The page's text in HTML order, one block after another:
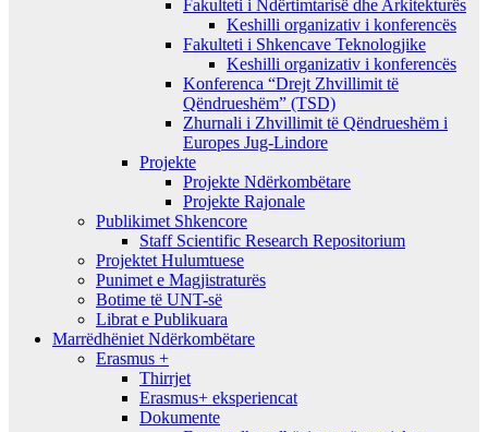
Fakulteti i Ndërtimtarisë dhe Arkitekturës
Keshilli organizativ i konferencës
Fakulteti i Shkencave Teknologjike
Keshilli organizativ i konferencës
Konferenca “Drejt Zhvillimit të
Qëndrueshëm” (TSD)
Zhurnali i Zhvillimit të Qëndrueshëm i
Europes Jug-Lindore
Projekte
Projekte Ndërkombëtare
Projekte Rajonale
Publikimet Shkencore
Staff Scientific Research Repositorium
Projektet Hulumtuese
Punimet e Magjistraturës
Botime të UNT-së
Librat e Publikuara
Marrëdhëniet Ndërkombëtare
Erasmus +
Thirrjet
Erasmus+ eksperiencat
Dokumente